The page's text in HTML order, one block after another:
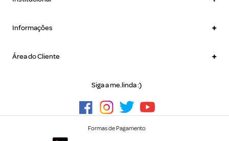
Informações +
Área do Cliente +
Siga a me.linda :)
Formas de Pagamento